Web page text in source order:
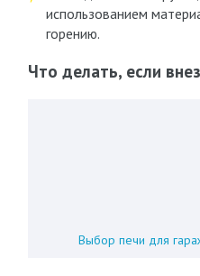
использованием
горению.
Что делать, если
Выбор печи для